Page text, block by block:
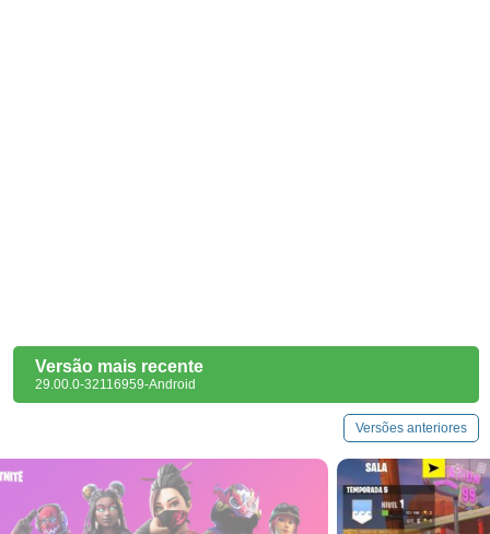
Versão mais recente
29.00.0-32116959-Android
Versões anteriores